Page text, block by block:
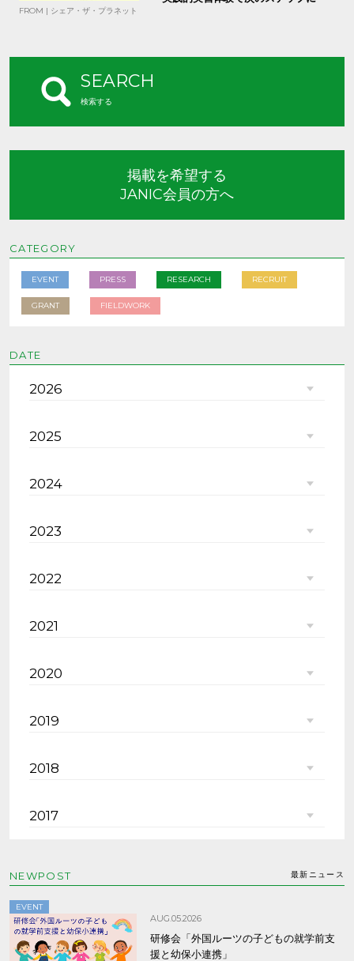
FROM | シェア・ザ・プラネット
SEARCH
検索する
掲載を希望する
JANIC会員の方へ
CATEGORY
EVENT PRESS RESEARCH RECRUIT
GRANT FIELDWORK
DATE
2026
2025
2024
2023
2022
2021
2020
2019
2018
2017
NEWPOST 最新ニュース
EVENT
AUG.05.2026
研修会「外国ルーツの子どもの就学前支
援と幼保小連携」